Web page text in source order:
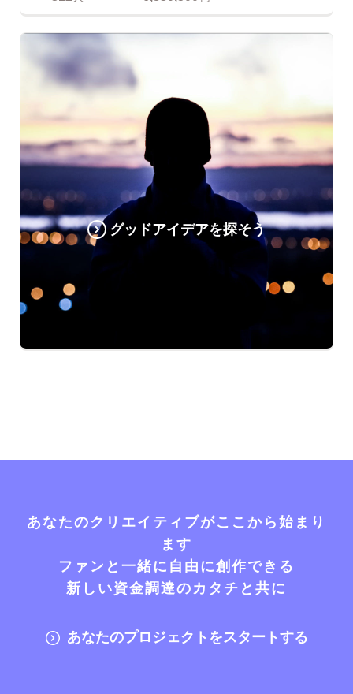
グッドアイデアを探そう
あなたのクリエイティブがここから始まり
ます
ファンと一緒に自由に創作できる
新しい資金調達のカタチと共に
あなたのプロジェクトをスタートする